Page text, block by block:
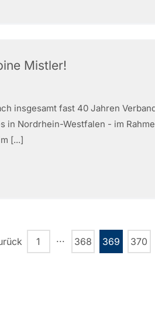
Mistler!
insgesamt fast 40 Jahren
in Nordrhein-Westfalen - im
[...]
1 ··· 368 369 370